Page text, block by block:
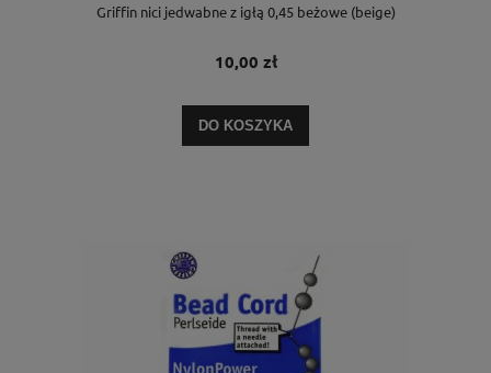
Griffin nici jedwabne z igłą 0,45 beżowe (beige)
10,00 zł
DO KOSZYKA